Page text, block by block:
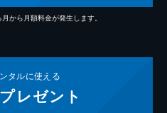
から月額料金が発生します。
タルに使える
プレゼント